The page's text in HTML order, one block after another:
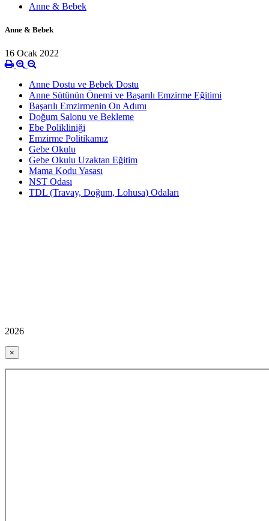
Anne & Bebek
Anne & Bebek
16 Ocak 2022
Anne Dostu ve Bebek Dostu
Anne Sütünün Önemi ve Başarılı Emzirme Eğitimi
Başarılı Emzirmenin On Adımı
Doğum Salonu ve Bekleme
Ebe Polikliniği
Emzirme Politikamız
Gebe Okulu
Gebe Okulu Uzaktan Eğitim
Mama Kodu Yasası
NST Odası
TDL (Travay, Doğum, Lohusa) Odaları
2026
×